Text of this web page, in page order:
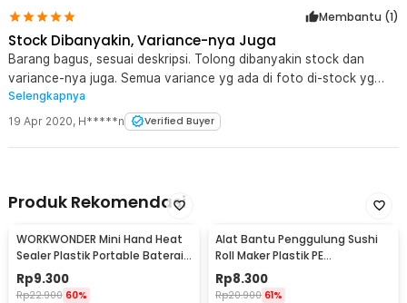
Membantu (1)
Stock Dibanyakin, Variance-nya Juga
Barang bagus, sesuai deskripsi. Tolong dibanyakin stock dan
variance-nya juga. Semua variance yg ada di foto di-stock yg
banyak. Nunggu ready mau re-order, apalagi jika ada yg 12 x 500
juga.
Selengkapnya
19 Apr 2020, H*****n Verified Buyer
Produk Rekomendasi
WORKWONDER Mini Hand Heat
Sealer Plastik Portable Baterai
AA - LX2000A
Rp9.300
Rp22.900 60%
Alat Bantu Penggulung Sushi
Roll Maker Plastik PE
22x20.5x0.1cm - E1119
Rp8.300
Rp20.900 61%